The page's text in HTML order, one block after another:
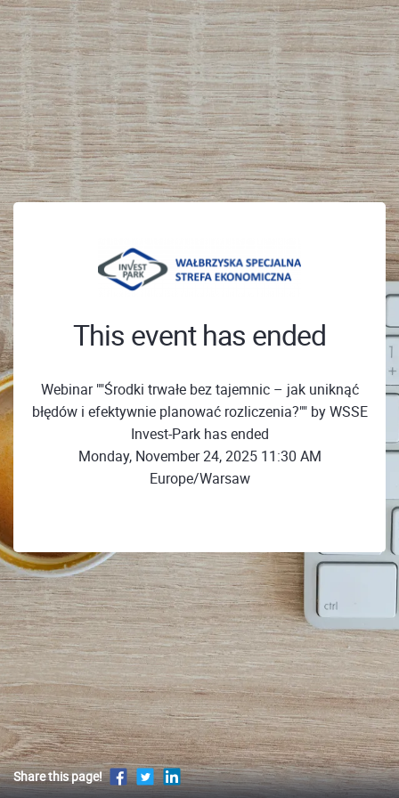
This event has ended
Webinar ""Środki trwałe bez tajemnic – jak uniknąć
błędów i efektywnie planować rozliczenia?"" by WSSE
Invest-Park has ended
Monday, November 24, 2025 11:30 AM
Europe/Warsaw
Share this page!